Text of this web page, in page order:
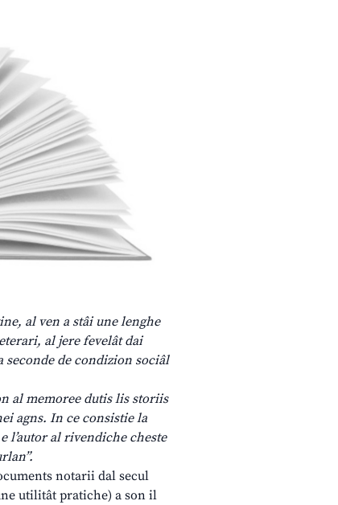
al ven a stâi une lenghe
al jere fevelât dai
seconde de condizion sociâl
al memoree dutis lis storiis
agns. In ce consistie la
l’autor al rivendiche cheste
notarii dal secul
utilitât pratiche) a son il